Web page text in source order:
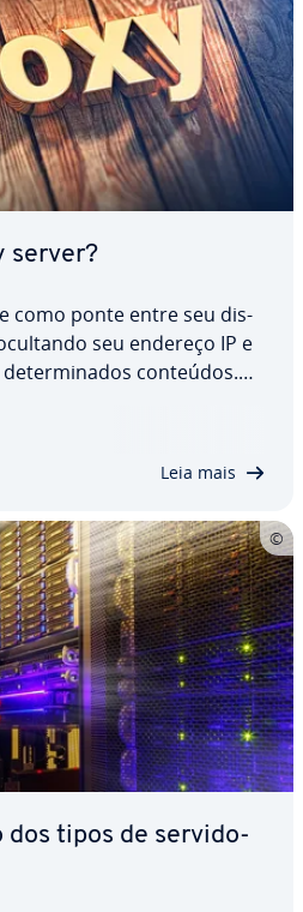
server?
como ponte entre seu dis­
seu endereço IP e
conteúdos.
ba­lan­ce­a­mento de carga
Leia mais
dos tipos de ser­vi­do­